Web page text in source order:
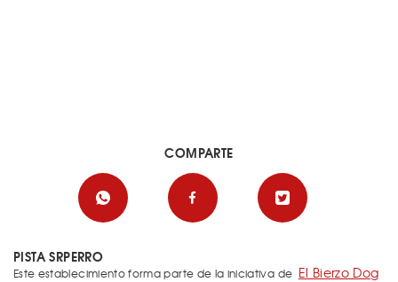
PISTA SRPERRO
Este establecimiento forma parte de la iniciativa de El Bierzo Dog
COMPARTE